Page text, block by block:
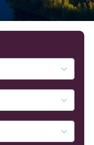
ubytování v lokalitě